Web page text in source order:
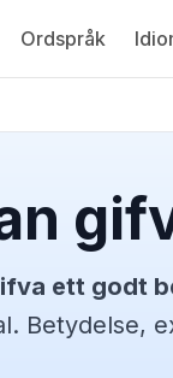
Ordspråk
ett godt
Betydelse,